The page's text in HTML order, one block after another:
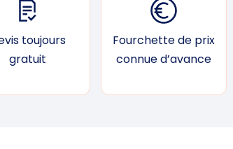
toujours
gratuit
Fourchette de prix
connue d’avance